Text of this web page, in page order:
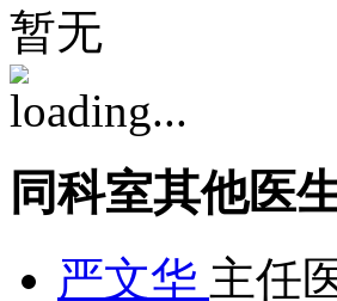
暂无
同科室其他医
严文华 主任